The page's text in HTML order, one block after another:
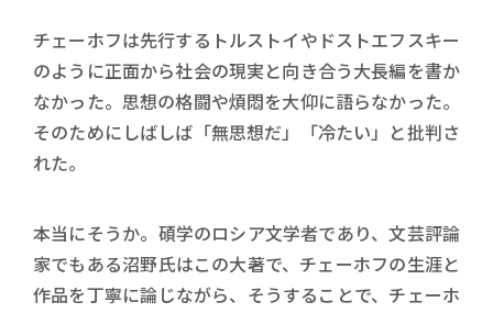
チェーホフは先行するトルストイやドストエフスキー
のように正面から社会の現実と向き合う大長編を書か
なかった。思想の格闘や煩悶を大仰に語らなかった。
そのためにしばしば「無思想だ」「冷たい」と批判さ
れた。
本当にそうか。碩学のロシア文学者であり、文芸評論
家でもある沼野氏はこの大著で、チェーホフの生涯と
作品を丁寧に論じながら、そうすることで、チェーホ